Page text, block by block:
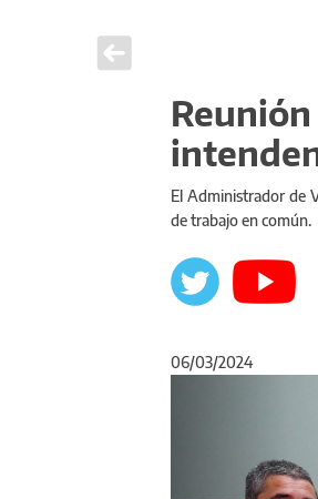
El Administrador de
de trabajo en común.
06/03/2024